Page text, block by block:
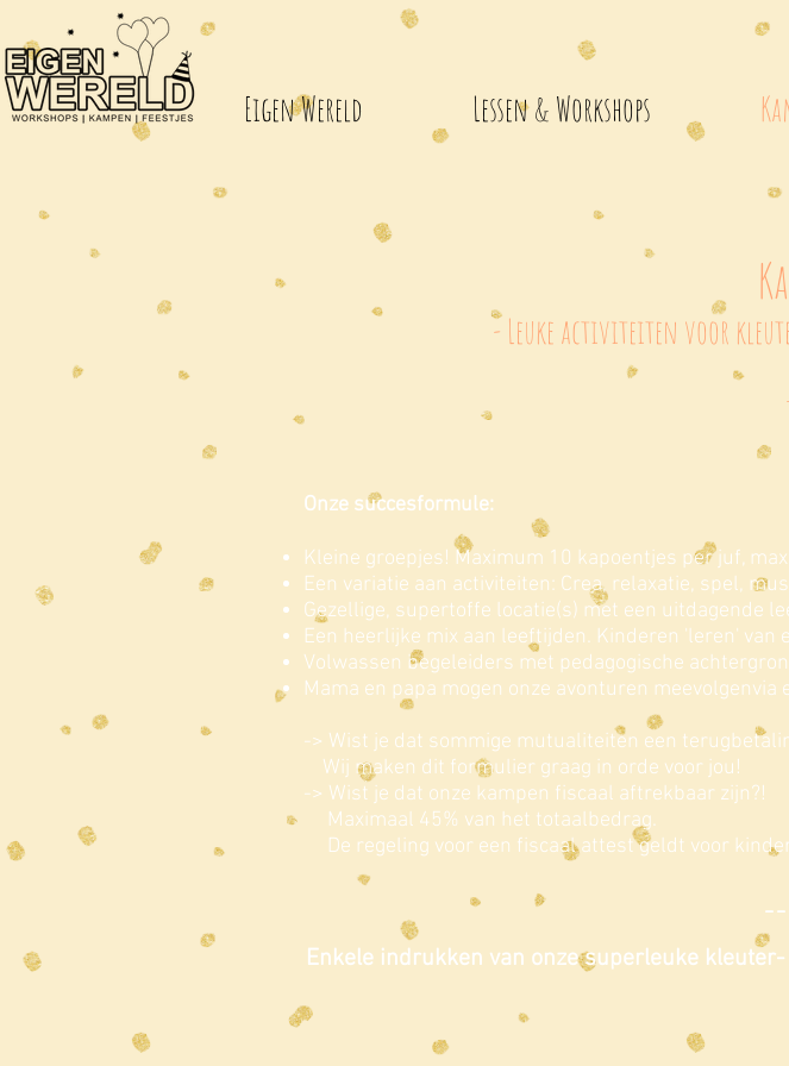
Eigen Wereld Lessen & Workshops
- Leuke activiteiten voor
Onze succesformule:
Kleine groepjes! Maximum 10 kapoentjes per juf,
Een variatie aan activiteiten: Crea, relaxatie, spel,
Gezellige, supertoffe locatie(s) met een uitdagende
Een heerlijke mix aan leeftijden. Kinderen 'leren' van
Volwassen begeleiders met pedagogische
Mama en papa mogen onze avonturen meevolgenvia
-> Wist je dat sommige mutualiteiten een
Wij maken dit formulier graag in orde voor jou!
-> Wist je dat onze kampen fiscaal aftrekbaar zijn?!
Maximaal 45% van het totaalbedrag.
De regeling voor een fiscaal attest geldt voor
Enkele indrukken van onze superleuke